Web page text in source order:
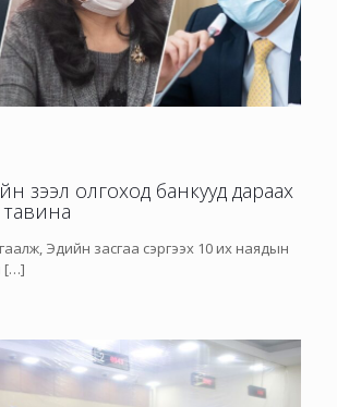
зээл олгоход банкууд дараах
Эдийн засгаа сэргээх 10 их наядын
[…]